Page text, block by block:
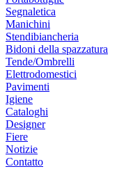
Segnaletica
Manichini
Stendibiancheria
Bidoni della spazzatura
Tende/Ombrelli
Elettrodomestici
Pavimenti
Igiene
Cataloghi
Designer
Fiere
Notizie
Contatto